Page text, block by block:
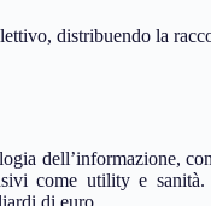
distribuendo la
dell’informazione,
come utility e